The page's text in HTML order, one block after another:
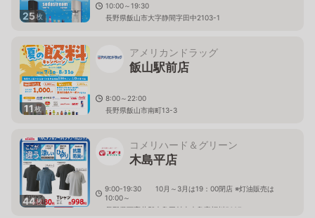
25枚
10:00～19:30
長野県飯山市大字静間字田中2103-1
11枚
アメリカンドラッグ
飯山駅前店
8:00～22:00
長野県飯山市南町13-3
44枚
コメリハード＆グリーン
木島平店
9:00-19:30 10月～3月は19：00閉店 ※灯油販売は
10:00～
長野県下高井郡木島平村上木島字蛭川5687